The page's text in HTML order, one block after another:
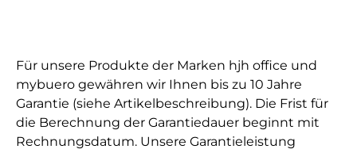
Für unsere Produkte der Marken hjh office und
mybuero gewähren wir Ihnen bis zu 10 Jahre
Garantie (siehe Artikelbeschreibung). Die Frist für
die Berechnung der Garantiedauer beginnt mit
Rechnungsdatum. Unsere Garantieleistung